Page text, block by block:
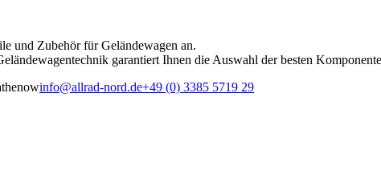
und Zubehör für Geländewagen an.
garantiert Ihnen die Auswahl der besten
info@allrad-nord.de+49 (0) 3385 5719 29